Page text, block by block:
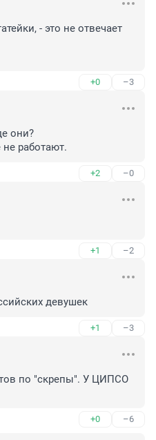
- это не отвечает
+0 –3
они?
не работают.
+2 –0
+1 –2
девушек
+1 –3
по "скрепы". У ЦИПСО
+0 –6